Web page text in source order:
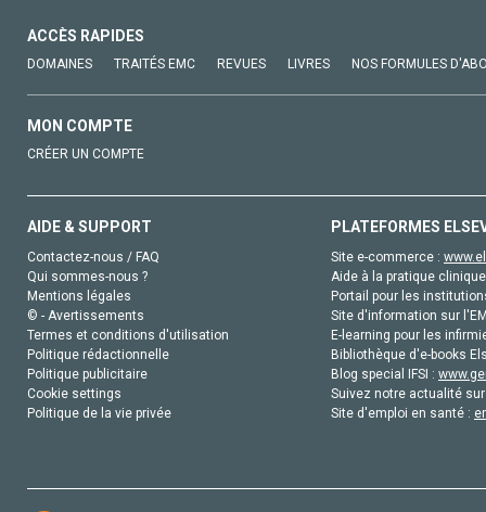
ACCÈS RAPIDES
DOMAINES TRAITÉS EMC REVUES LIVRES NOS FORMULES
MON COMPTE
CRÉER UN COMPTE
AIDE & SUPPORT
Contactez-nous / FAQ
Qui sommes-nous ?
Mentions légales
© - Avertissements
Termes et conditions d'utilisation
Politique rédactionnelle
Politique publicitaire
Cookie settings
Politique de la vie privée
PLATEFORMES
Site e-commerce :
Aide à la pratique
Portail pour les
Site d'information sur
E-learning pour les
Bibliothèque d'e-books
Blog special IFSI :
Suivez notre actualité
Site d'emploi en santé :